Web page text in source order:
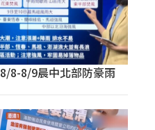
8-8/9晨中北部防豪雨